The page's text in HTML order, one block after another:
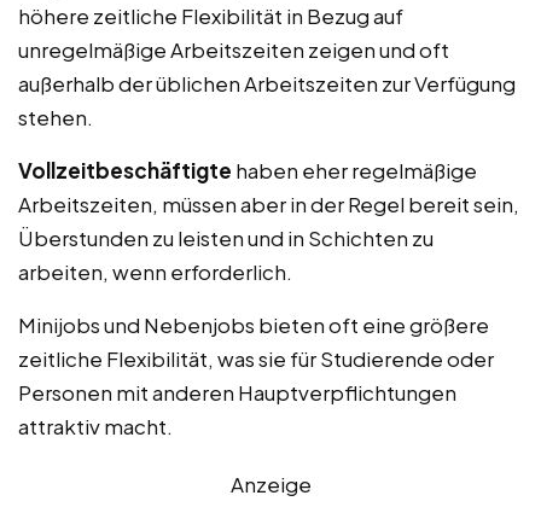
höhere zeitliche Flexibilität in Bezug auf
unregelmäßige Arbeitszeiten zeigen und oft
außerhalb der üblichen Arbeitszeiten zur Verfügung
stehen.
Vollzeitbeschäftigte haben eher regelmäßige
Arbeitszeiten, müssen aber in der Regel bereit sein,
Überstunden zu leisten und in Schichten zu
arbeiten, wenn erforderlich.
Minijobs und Nebenjobs bieten oft eine größere
zeitliche Flexibilität, was sie für Studierende oder
Personen mit anderen Hauptverpflichtungen
attraktiv macht.
Anzeige